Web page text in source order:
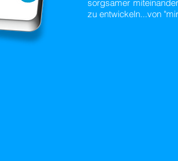
sorgsamer
zu entwickeln...von